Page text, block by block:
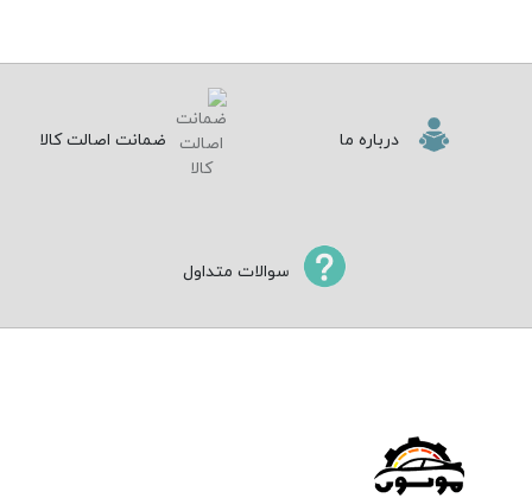
درباره ما ضمانت اصالت کالا
سوالات متداول